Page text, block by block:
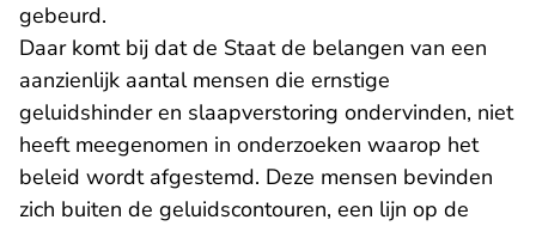
gebeurd.
Daar komt bij dat de Staat de belangen van een
aanzienlijk aantal mensen die ernstige
geluidshinder en slaapverstoring ondervinden, niet
heeft meegenomen in onderzoeken waarop het
beleid wordt afgestemd. Deze mensen bevinden
zich buiten de geluidscontouren, een lijn op de